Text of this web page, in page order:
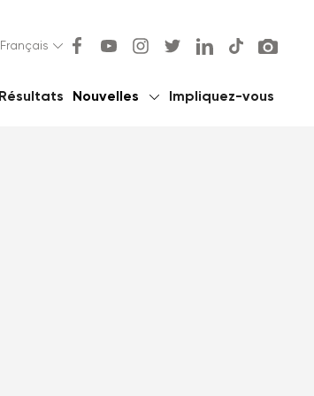
Français
Résultats Nouvelles Impliquez-vous